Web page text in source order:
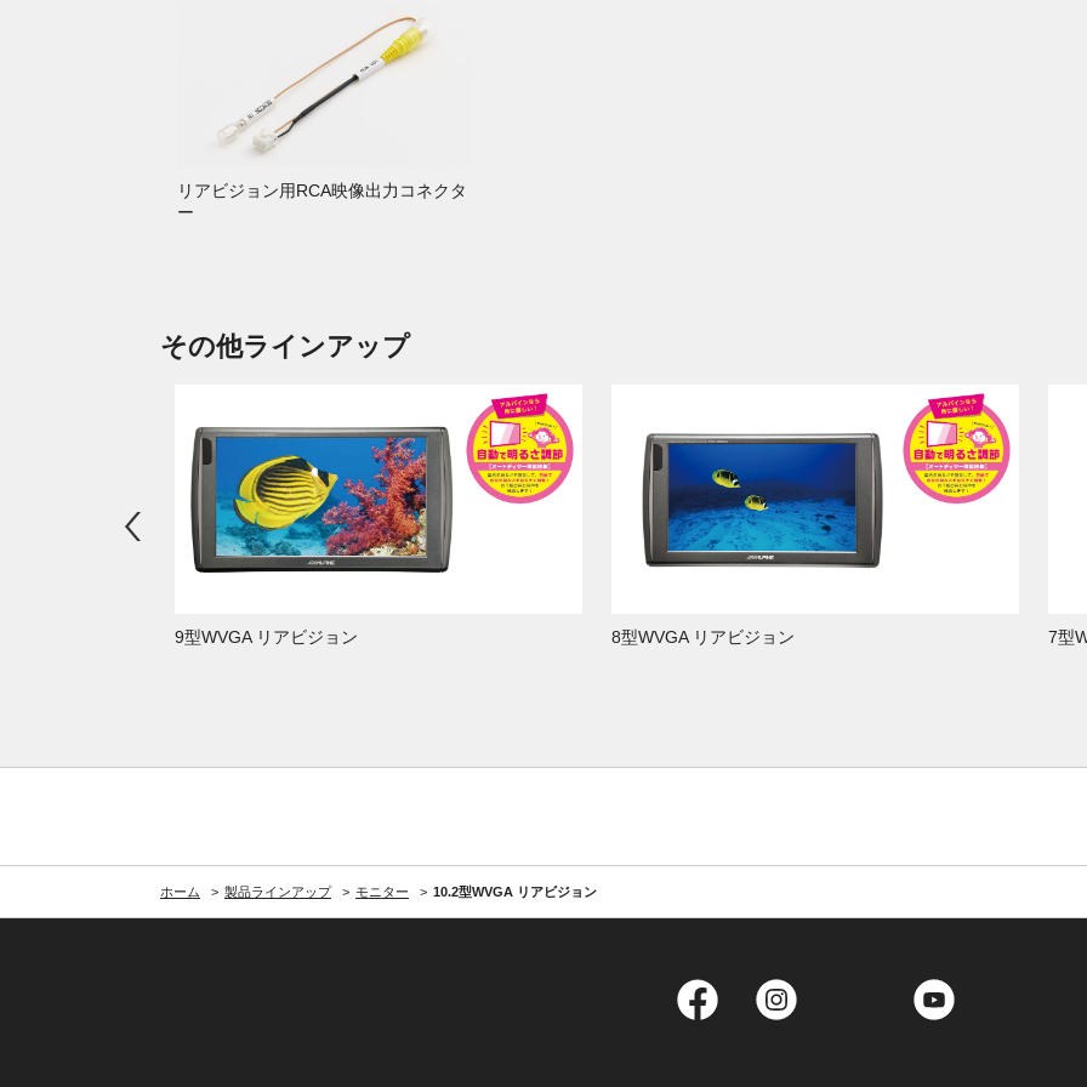
リアビジョン用RCA映像出力コネクタ
ー
その他ラインアップ
Previous
9型WVGA リアビジョン 8型WVGA リアビジョン 7型
ホーム 製品ラインアップ モニター 10.2型WVGA リアビジョン
Facebook Twitter